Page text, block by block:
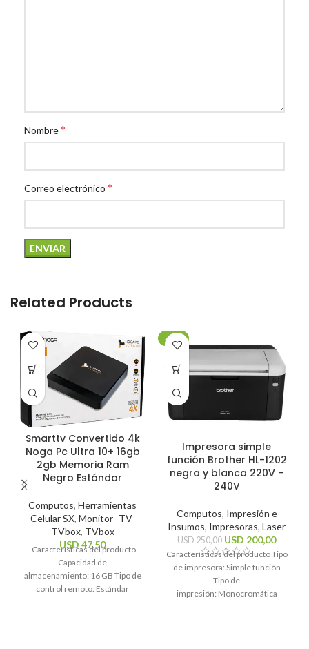
Nombre*
Correo electrónico *
Related Products
Smarttv Convertido 4k
Noga Pc Ultra 10+ 16gb
2gb Memoria Ram
Negro Estándar
Computos, Herramientas
Celular SX, Monitor- TV-
TVbox, TVbox
USD 47,50
Características del producto
Capacidad de
almacenamiento: 16 GB Tipo de
control remoto: Estándar
-20%
Impresora simple
función Brother HL-1202
negra y blanca 220V –
240V
Computos, Impresión e
Insumos, Impresoras, Laser
USD250,00 USD 200,00
Características del producto Tipo
de impresora: Simple función
Tipo de
impresión: Monocromática